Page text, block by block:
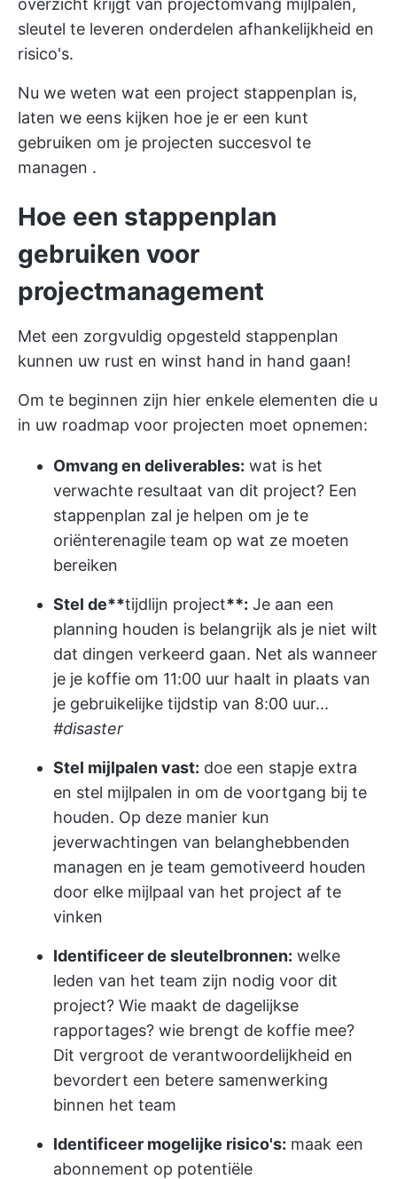
sleutel te leveren onderdelen afhankelijkheid en
risico's.
Nu we weten wat een project stappenplan is,
laten we eens kijken hoe je er een kunt
gebruiken om je projecten succesvol te
managen .
Hoe een stappenplan
gebruiken voor
projectmanagement
Met een zorgvuldig opgesteld stappenplan
kunnen uw rust en winst hand in hand gaan!
Om te beginnen zijn hier enkele elementen die u
in uw roadmap voor projecten moet opnemen:
Omvang en deliverables: wat is het
verwachte resultaat van dit project? Een
stappenplan zal je helpen om je te
oriënterenagile team op wat ze moeten
bereiken
Stel de**tijdlijn project**: Je aan een
planning houden is belangrijk als je niet wilt
dat dingen verkeerd gaan. Net als wanneer
je je koffie om 11:00 uur haalt in plaats van
je gebruikelijke tijdstip van 8:00 uur...
#disaster
Stel mijlpalen vast: doe een stapje extra
en stel mijlpalen in om de voortgang bij te
houden. Op deze manier kun
jeverwachtingen van belanghebbenden
managen en je team gemotiveerd houden
door elke mijlpaal van het project af te
vinken
Identificeer de sleutelbronnen: welke
leden van het team zijn nodig voor dit
project? Wie maakt de dagelijkse
rapportages? wie brengt de koffie mee?
Dit vergroot de verantwoordelijkheid en
bevordert een betere samenwerking
binnen het team
Identificeer mogelijke risico's: maak een
abonnement op potentiële